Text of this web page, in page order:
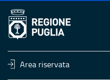
Area riservata